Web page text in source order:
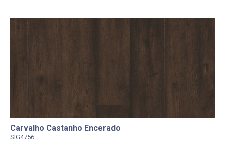
Carvalho Castanho Encerado
SIG4756